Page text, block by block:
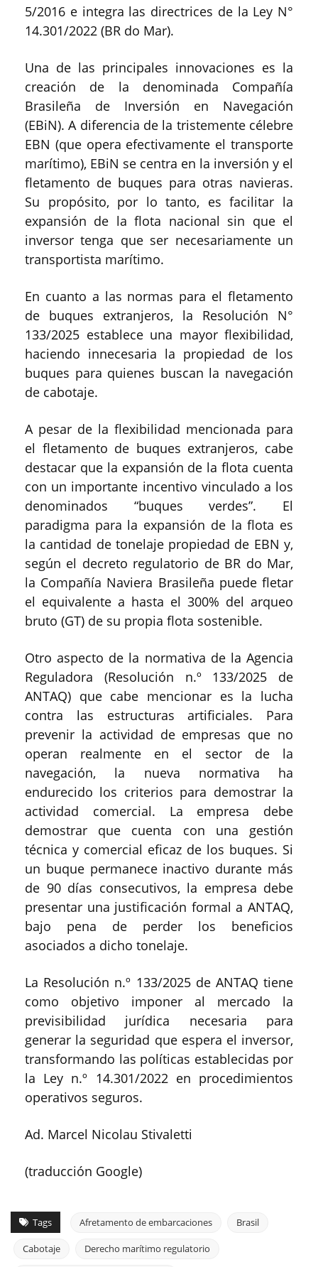
5/2016 e integra las directrices de la Ley N°
14.301/2022 (BR do Mar).
Una de las principales innovaciones es la
creación de la denominada Compañía
Brasileña de Inversión en Navegación
(EBiN). A diferencia de la tristemente célebre
EBN (que opera efectivamente el transporte
marítimo), EBiN se centra en la inversión y el
fletamento de buques para otras navieras.
Su propósito, por lo tanto, es facilitar la
expansión de la flota nacional sin que el
inversor tenga que ser necesariamente un
transportista marítimo.
En cuanto a las normas para el fletamento
de buques extranjeros, la Resolución N°
133/2025 establece una mayor flexibilidad,
haciendo innecesaria la propiedad de los
buques para quienes buscan la navegación
de cabotaje.
A pesar de la flexibilidad mencionada para
el fletamento de buques extranjeros, cabe
destacar que la expansión de la flota cuenta
con un importante incentivo vinculado a los
denominados “buques verdes”. El
paradigma para la expansión de la flota es
la cantidad de tonelaje propiedad de EBN y,
según el decreto regulatorio de BR do Mar,
la Compañía Naviera Brasileña puede fletar
el equivalente a hasta el 300% del arqueo
bruto (GT) de su propia flota sostenible.
Otro aspecto de la normativa de la Agencia
Reguladora (Resolución n.º 133/2025 de
ANTAQ) que cabe mencionar es la lucha
contra las estructuras artificiales. Para
prevenir la actividad de empresas que no
operan realmente en el sector de la
navegación, la nueva normativa ha
endurecido los criterios para demostrar la
actividad comercial. La empresa debe
demostrar que cuenta con una gestión
técnica y comercial eficaz de los buques. Si
un buque permanece inactivo durante más
de 90 días consecutivos, la empresa debe
presentar una justificación formal a ANTAQ,
bajo pena de perder los beneficios
asociados a dicho tonelaje.
La Resolución n.º 133/2025 de ANTAQ tiene
como objetivo imponer al mercado la
previsibilidad jurídica necesaria para
generar la seguridad que espera el inversor,
transformando las políticas establecidas por
la Ley n.º 14.301/2022 en procedimientos
operativos seguros.
Ad. Marcel Nicolau Stivaletti
(traducción Google)
Tags Afretamento de embarcaciones Brasil
Cabotaje Derecho marítimo regulatorio